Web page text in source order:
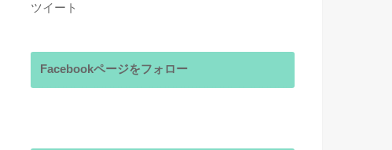
ツイート
Facebookページをフォロー